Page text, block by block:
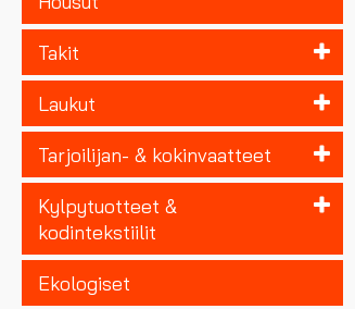
Takit
Laukut
Tarjoilijan- & kokinvaatteet
Kylpytuotteet &
kodintekstiilit
Ekologiset